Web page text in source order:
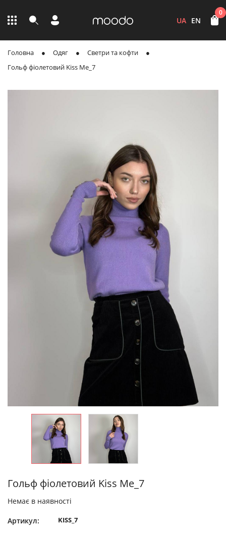
UA EN
0
Головна Одяг
Светри та кофти
Гольф фіолетовий Kiss Me_7
Гольф фіолетовий Kiss Me_7
Немає в наявності
Артикул: KISS_7